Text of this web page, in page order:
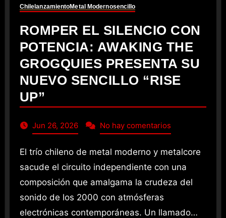
ChilelanzamientoMetal Modernosencillo
ROMPER EL SILENCIO CON
POTENCIA: AWAKING THE
GROGQUIES PRESENTA SU
NUEVO SENCILLO “RISE
UP”
Jun 26, 2026 No hay comentarios
El trío chileno de metal moderno y metalcore
sacude el circuito independiente con una
composición que amalgama la crudeza del
sonido de los 2000 con atmósferas
electrónicas contemporáneas. Un llamado…